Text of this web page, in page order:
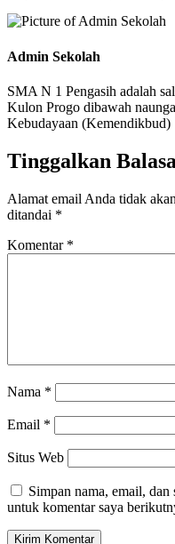
Admin Sekolah
SMA N 1 Pengasih adalah
Kulon Progo dibawah
Kebudayaan (Kemendikbud)
Tinggalkan
Alamat email Anda tidak
ditandai *
Komentar *
Nama *
Email *
Situs Web
Simpan nama, email,
untuk komentar saya